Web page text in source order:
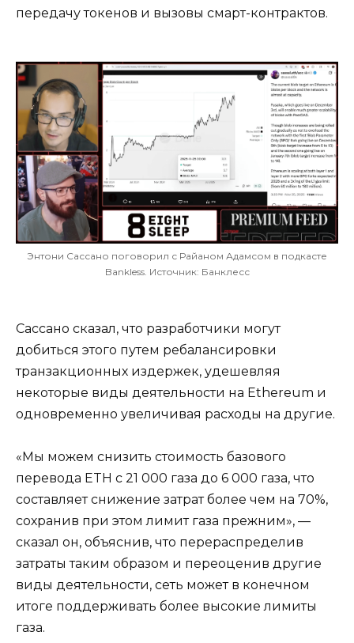
передачу токенов и вызовы смарт-контрактов.
Энтони Сассано поговорил с Райаном Адамсом в подкасте
Bankless. Источник: Банклесс
Сассано сказал, что разработчики могут
добиться этого путем ребалансировки
транзакционных издержек, удешевляя
некоторые виды деятельности на Ethereum и
одновременно увеличивая расходы на другие.
«Мы можем снизить стоимость базового
перевода ETH с 21 000 газа до 6 000 газа, что
составляет снижение затрат более чем на 70%,
сохранив при этом лимит газа прежним», —
сказал он, объяснив, что перераспределив
затраты таким образом и переоценив другие
виды деятельности, сеть может в конечном
итоге поддерживать более высокие лимиты
газа.